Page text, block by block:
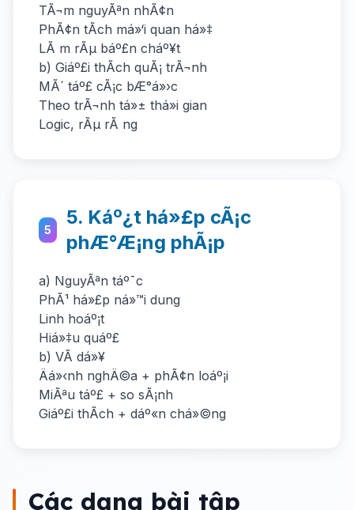
TÃ¬m nguyÃªn nhÃ¢n
PhÃ¢n tÃ­ch má»‘i quan há»‡
LÃ m rÃµ báº£n cháº¥t
b) Giáº£i thÃ­ch quÃ¡ trÃ¬nh
MÃ´ táº£ cÃ¡c bÆ°á»›c
Theo trÃ¬nh tá»± thá»i gian
Logic, rÃµ rÃ ng
5
5. Káº¿t há»£p cÃ¡c
phÆ°Æ¡ng phÃ¡p
a) NguyÃªn táº¯c
PhÃ¹ há»£p ná»™i dung
Linh hoáº¡t
Hiá»‡u quáº£
b) VÃ­ dá»¥
Äá»‹nh nghÄ©a + phÃ¢n loáº¡i
MiÃªu táº£ + so sÃ¡nh
Giáº£i thÃ­ch + dáº«n chá»©ng
Các dạng bài tập